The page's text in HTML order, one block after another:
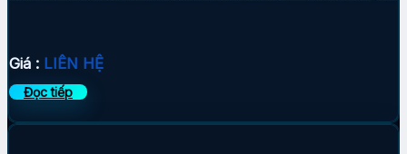
Giá : LIÊN HỆ
Đọc tiếp